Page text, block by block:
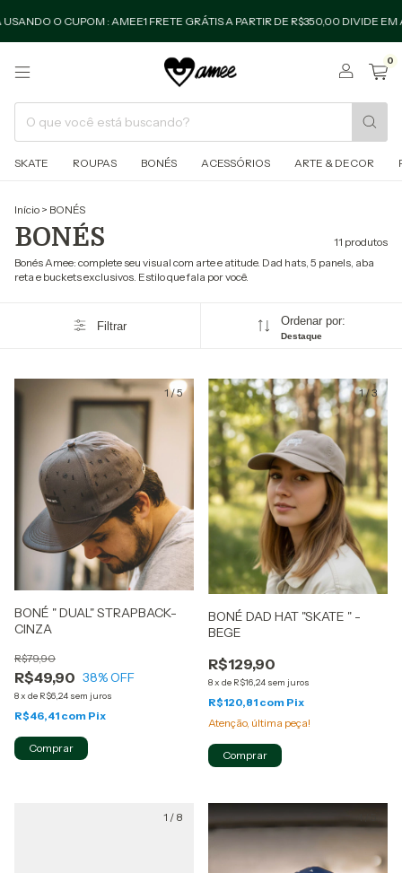
O CUPOM : AMEE1 FRETE GRÁTIS A PARTIR DE R$350,00 DIVIDE EM
0
SKATE ROUPAS BONÉS ACESSÓRIOS ARTE & DECOR
Início > BONÉS
BONÉS
11 produtos
Bonés Amee: complete seu visual com arte e atitude. Dad hats, 5 panels, aba
reta e buckets exclusivos. Estilo que fala por você.
Filtrar Ordenar por:
Destaque
1/5
BONÉ " DUAL" STRAPBACK-
CINZA
R$49,90
R$79,90
38% OFF
8x de R$6,24 sem juros
R$46,41 com Pix
Comprar
1/3
BONÉ DAD HAT "SKATE " -
BEGE
R$129,90
8x de R$16,24 sem juros
R$120,81 com Pix
Atenção, última peça!
Comprar
1 / 8